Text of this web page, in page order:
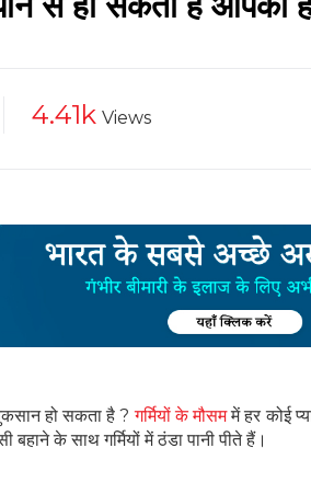
4.41k Views
हो सकता है ?गर्मियों के मौसममें हर कोई
बहाने के साथ गर्मियों में ठंडा पानी पीते हैं।